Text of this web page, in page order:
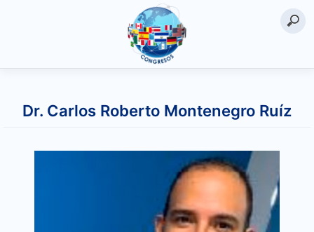
contenidoDr. Carlos Roberto Montenegro Ruíz